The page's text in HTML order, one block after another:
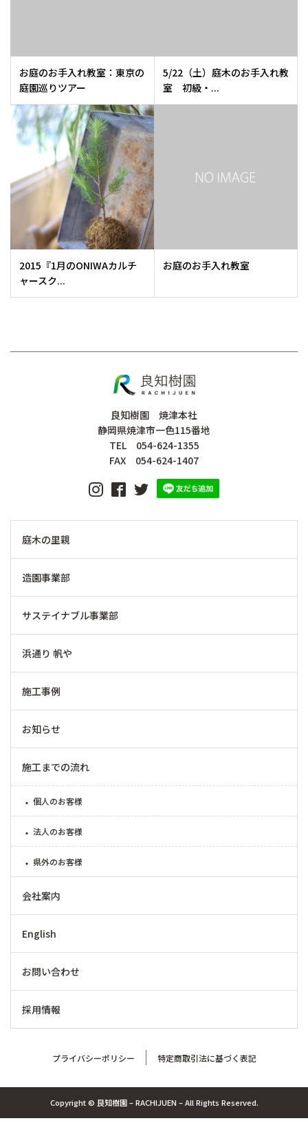
お庭のお手入れ教室：東京の
庭園巡りツアー
5/22（土）庭木のお手入れ教
室 初級・...
2015『1月のONIWAカルチ
ャースク...
お庭のお手入れ教室
良知樹園 焼津本社
静岡県焼津市一色115番地
TEL 054-624-1355
FAX 054-624-1407
庭木の里親
造園事業部
サステイナブル事業部
浜通り 帆や
施工事例
お知らせ
施工までの流れ
個人のお客様
法人のお客様
県外のお客様
会社案内
English
お問い合わせ
採用情報
プライバシーポリシー 特定商取引法に基づく表記
Copyright © 良知樹園 – RACHIJUEN – All Rights Reserved.